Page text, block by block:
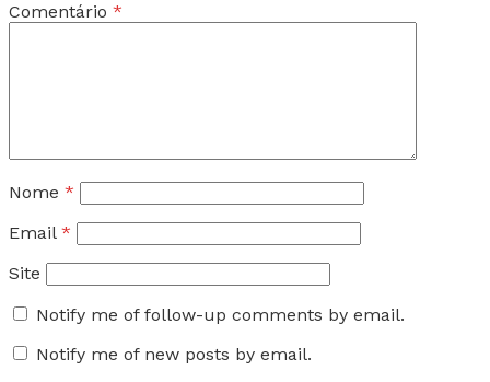
Comentário *
Nome *
Email *
Site
Notify me of follow-up comments by email.
Notify me of new posts by email.